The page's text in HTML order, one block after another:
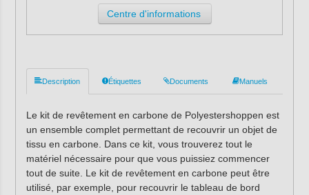
Centre d'informations
Description Étiquettes Documents Manuels
Le kit de revêtement en carbone de Polyestershoppen est
un ensemble complet permettant de recouvrir un objet de
tissu en carbone. Dans ce kit, vous trouverez tout le
matériel nécessaire pour que vous puissiez commencer
tout de suite. Le kit de revêtement en carbone peut être
utilisé, par exemple, pour recouvrir le tableau de bord